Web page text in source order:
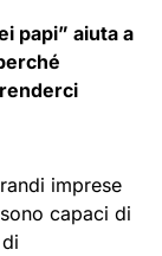
papi” aiuta a
imprese
capaci di